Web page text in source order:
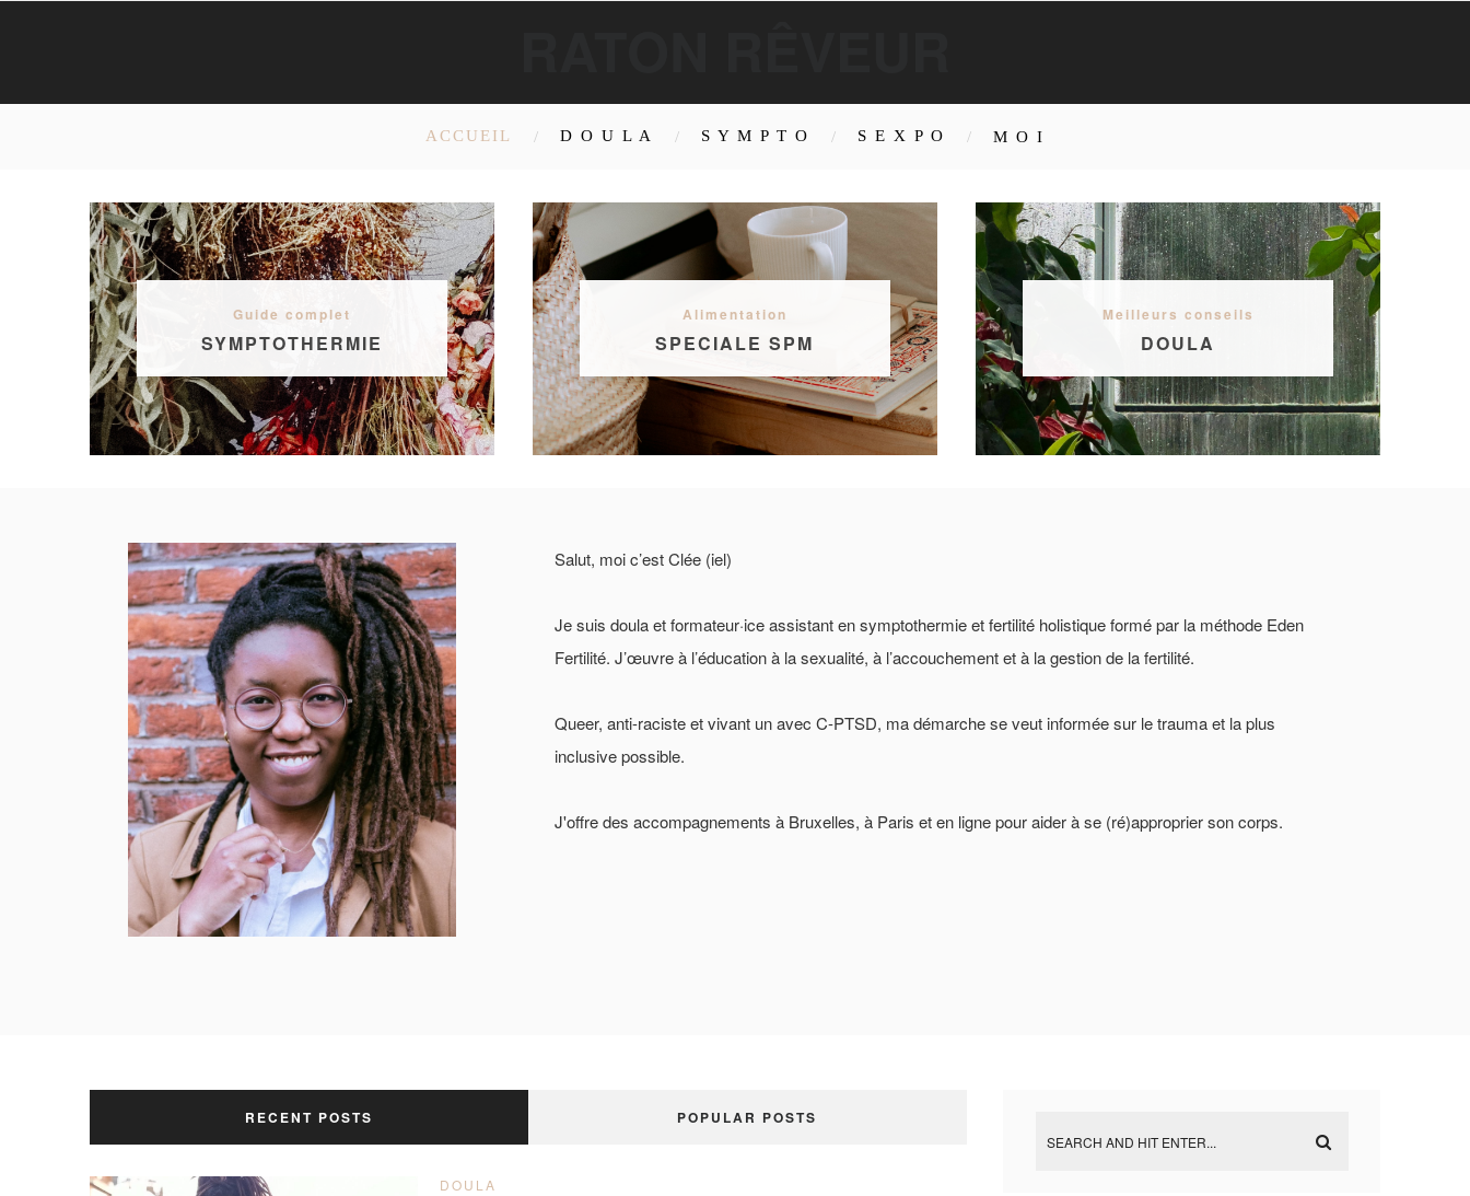
ACCUEIL D O U L A S Y M P T O S E X P O M O I
Guide complet
SYMPTOTHERMIE
Alimentation
SPECIALE SPM
Meilleurs conseils
DOULA
Salut, moi c’est Clée (iel)
Je suis doula et formateur·ice assistant en symptothermie et fertilité holistique formé par la méthode Eden
Fertilité. J’œuvre à l’éducation à la sexualité, à l’accouchement et à la gestion de la fertilité.
Queer, anti-raciste et vivant un avec C-PTSD, ma démarche se veut informée sur le trauma et la plus
inclusive possible.
J'offre des accompagnements à Bruxelles, à Paris et en ligne pour aider à se (ré)approprier son corps.
RECENT POSTS POPULAR POSTS
DOULA